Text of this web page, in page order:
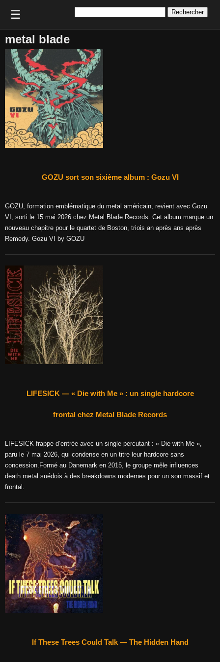
☰
metal blade
GOZU sort son sixième album : Gozu VI
GOZU, formation emblématique du metal américain, revient avec Gozu
VI, sorti le 15 mai 2026 chez Metal Blade Records. Cet album marque un
nouveau chapitre pour le quartet de Boston, triois an après ans après
Remedy. Gozu VI by GOZU
LIFESICK — « Die with Me » : un single hardcore
frontal chez Metal Blade Records
LIFESICK frappe d’entrée avec un single percutant : « Die with Me »,
paru le 7 mai 2026, qui condense en un titre leur hardcore sans
concession.Formé au Danemark en 2015, le groupe mêle influences
death metal suédois à des breakdowns modernes pour un son massif et
frontal.
If These Trees Could Talk — The Hidden Hand